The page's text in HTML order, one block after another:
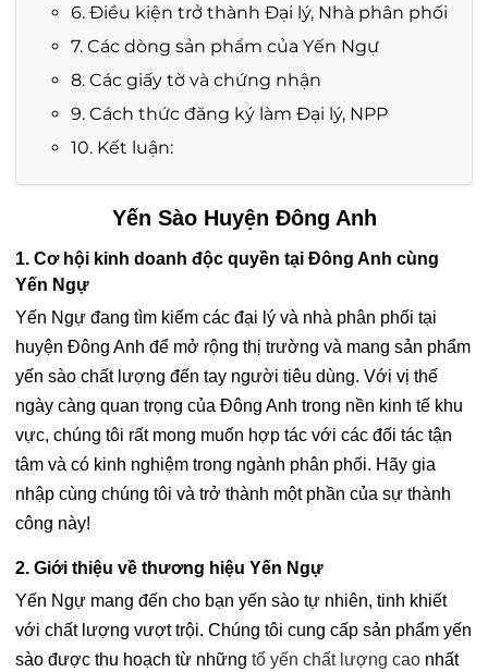
6. Điều kiện trở thành Đại lý, Nhà phân phối
7. Các dòng sản phẩm của Yến Ngự
8. Các giấy tờ và chứng nhận
9. Cách thức đăng ký làm Đại lý, NPP
10. Kết luận:
Yến Sào Huyện Đông Anh
1. Cơ hội kinh doanh độc quyền tại Đông Anh cùng
Yến Ngự
Yến Ngự đang tìm kiếm các đại lý và nhà phân phối tại
huyện Đông Anh để mở rộng thị trường và mang sản phẩm
yến sào chất lượng đến tay người tiêu dùng. Với vị thế
ngày càng quan trọng của Đông Anh trong nền kinh tế khu
vực, chúng tôi rất mong muốn hợp tác với các đối tác tận
tâm và có kinh nghiệm trong ngành phân phối. Hãy gia
nhập cùng chúng tôi và trở thành một phần của sự thành
công này!
2. Giới thiệu về thương hiệu Yến Ngự
Yến Ngự mang đến cho bạn yến sào tự nhiên, tinh khiết
với chất lượng vượt trội. Chúng tôi cung cấp sản phẩm yến
sào được thu hoạch từ những tổ yến chất lượng cao nhất